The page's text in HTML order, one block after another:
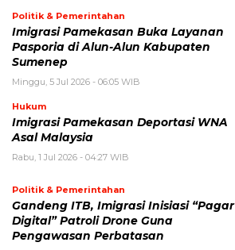
Politik & Pemerintahan
Imigrasi Pamekasan Buka Layanan
Pasporia di Alun-Alun Kabupaten
Sumenep
Minggu, 5 Jul 2026 - 06:05 WIB
Hukum
Imigrasi Pamekasan Deportasi WNA
Asal Malaysia
Rabu, 1 Jul 2026 - 04:27 WIB
Politik & Pemerintahan
Gandeng ITB, Imigrasi Inisiasi “Pagar
Digital” Patroli Drone Guna
Pengawasan Perbatasan